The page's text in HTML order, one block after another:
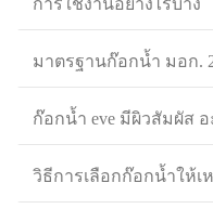
การใช้งานอย่างไรบ้าง
มาตรฐานก๊อกน้ำ มอก.
ก๊อกน้ำ eve มีผิวสัมผัส อ
วิธีการเลือกก๊อกน้ำให้